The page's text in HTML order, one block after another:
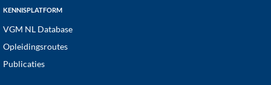
KENNISPLATFORM
VGM NL Database
Opleidingsroutes
Publicaties